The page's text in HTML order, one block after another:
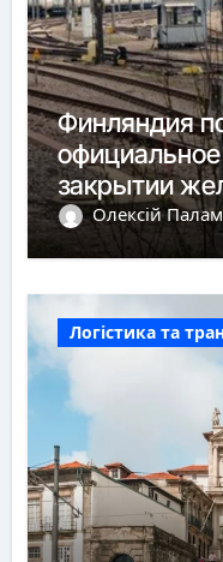
Финляндия
закрытии
пунктов
Олексій
Логістика та